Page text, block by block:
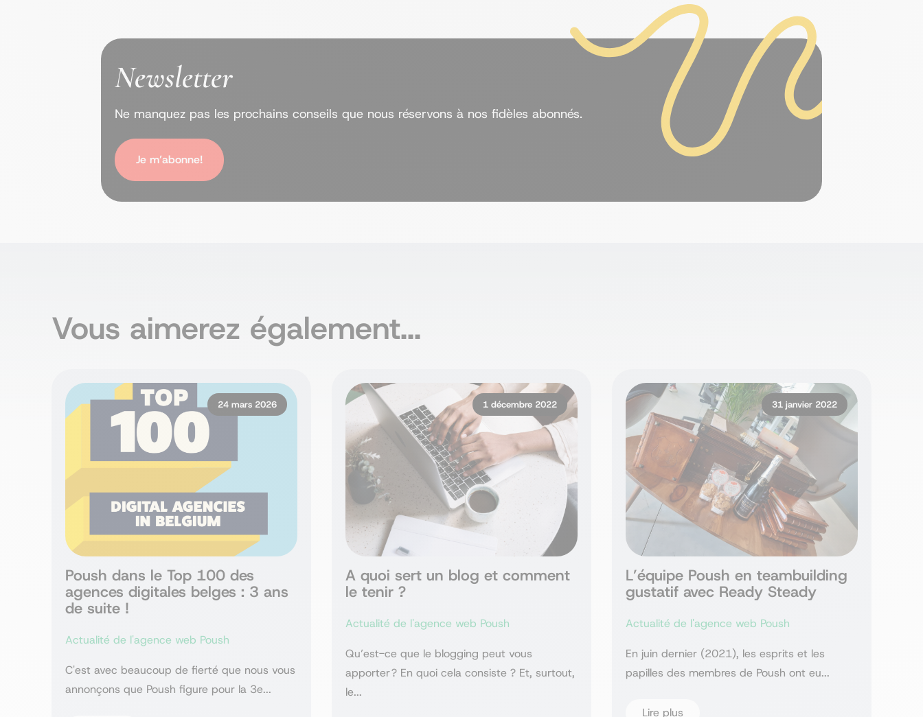
Newsletter
Ne manquez pas les prochains conseils que nous réservons à nos fidèles abonnés.
Je m’abonne!
Vous aimerez également...
24 mars 2026
Poush dans le Top 100 des
agences digitales belges : 3 ans
de suite !
Actualité de l'agence web Poush
C'est avec beaucoup de fierté que nous vous
annonçons que Poush figure pour la 3e...
1 décembre 2022
A quoi sert un blog et comment
le tenir ?
Actualité de l'agence web Poush
Qu’est-ce que le blogging peut vous
apporter ? En quoi cela consiste ? Et, surtout,
le...
31 janvier 2022
L’équipe Poush en teambuilding
gustatif avec Ready Steady
Actualité de l'agence web Poush
En juin dernier (2021), les esprits et les
papilles des membres de Poush ont eu...
Lire plus